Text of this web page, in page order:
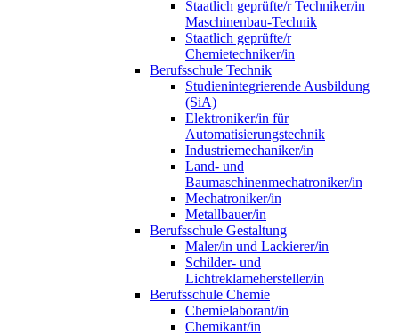
Staatlich geprüfte/r Techniker/in
Maschinenbau-Technik
Staatlich geprüfte/r
Chemietechniker/in
Berufsschule Technik
Studienintegrierende Ausbildung
(SiA)
Elektroniker/in für
Automatisierungstechnik
Industriemechaniker/in
Land- und
Baumaschinenmechatroniker/in
Mechatroniker/in
Metallbauer/in
Berufsschule Gestaltung
Maler/in und Lackierer/in
Schilder- und
Lichtreklamehersteller/in
Berufsschule Chemie
Chemielaborant/in
Chemikant/in